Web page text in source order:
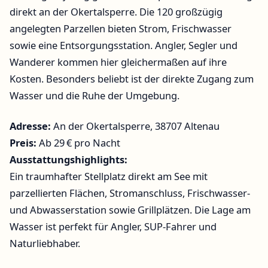
direkt an der Okertalsperre. Die 120 großzügig
angelegten Parzellen bieten Strom, Frischwasser
sowie eine Entsorgungsstation. Angler, Segler und
Wanderer kommen hier gleichermaßen auf ihre
Kosten. Besonders beliebt ist der direkte Zugang zum
Wasser und die Ruhe der Umgebung.
Adresse: An der Okertalsperre, 38707 Altenau
Preis: Ab 29 € pro Nacht
Ausstattungshighlights:
Ein traumhafter Stellplatz direkt am See mit
parzellierten Flächen, Stromanschluss, Frischwasser-
und Abwasserstation sowie Grillplätzen. Die Lage am
Wasser ist perfekt für Angler, SUP-Fahrer und
Naturliebhaber.